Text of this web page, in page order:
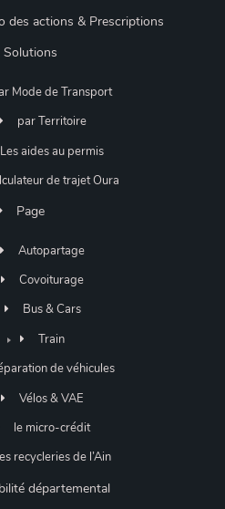
des actions & Prescriptions
Solutions
Mode de Transport
par Territoire
Les aides au permis
de trajet Oura
Page
Autopartage
Covoiturage
Bus & Cars
Train
de véhicules
Vélos & VAE
le micro-crédit
recycleries de l’Ain
départemental